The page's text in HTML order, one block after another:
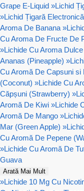
Grape E-Liquid »Lichid
»Lichid Țigară
Aroma De Banana »
Cu Aroma De Fructe De
»Lichide Cu Aroma
Ananas (Pineapple) »
Cu Aromă De Capsuni si
(Coconut) »Lichide Cu
Căpșuni (Strawberry) »
Aromă De Kiwi »Lichide
Aromă De Mango »
Mar (Green Apple) »
Cu Aromă De Pepene
»Lichide Cu Aromă De
Guava
Arată Mai Mult
»Lichide 10 Mg Cu